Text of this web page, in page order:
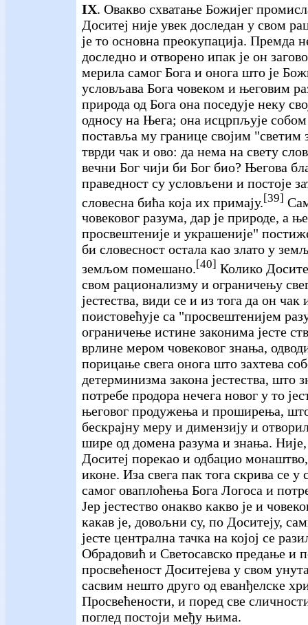
IX. Овакво схватање Божијег
Доситеј није увек доследан у свом
је то основна преокупација. Премда
доследно и отворено ипак је он
мерила самог Бога и онога што је
условљава Бога човеком и његовим
природа од Бога она поседује неку
односу на Њега; она исцрпљује собом
поставља му границе својим "светим
тврди чак и ово: да нема на свету
вечни Бог чији би Бог био? Његова
праведност су условљени и постоје
словесна бића која их примају. [39]
човековог разума, дар је природе, а
просвештеније и украшеније"
би словесност остала као злато у
земљом помешано.[40] Колико
свом рационализму и ограничењу
јестества, види се и из тога да он
поистовећује са "просвештенијем
ограничење истине законима јесте
врлине мером човековог знања,
порицање свега онога што захтева
детерминизма закона јестества, што
потребе продора нечега новог у то
његовог продужења и проширења,
бескрајну меру и димензију и
шире од домена разума и знања. Није,
Доситеј порекао и одбацио
иконе. Иза свега пак тога скрива се
самог оваплоћења Бога Логоса и
Јер јестество онакво какво је и
какав је, довољни су, по Доситеју,
јесте централна тачка на којој се
Обрадовић и Светосавско предање и
просвећеност Доситејева у свом
сасвим нешто друго од еванђелске
Просвећености, и поред све
поглед постоји међу њима.